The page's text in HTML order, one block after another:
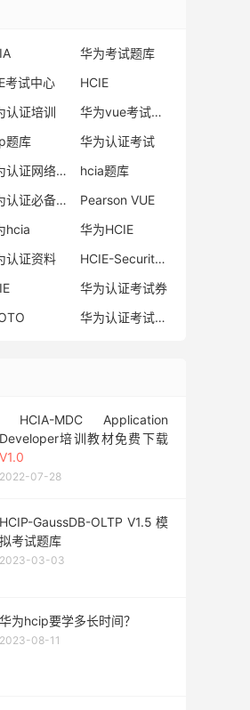
华为考试题库
考试中心
HCIE
认证培训
华为vue考试中心
题库
华为认证考试
华为认证网络工程师
hcia题库
华为认证必备电子书系列
Pearson VUE
hcia
华为HCIE
认证资料
HCIE-Security备考指南
华为认证考试券
华为认证考试费用
HCIA-MDC Application
Developer培训教材免费下载
V1.0
2022-07-28
HCIP-GaussDB-OLTP V1.5 模
拟考试题库
2023-03-03
华为hcip要学多长时间？
2023-08-11